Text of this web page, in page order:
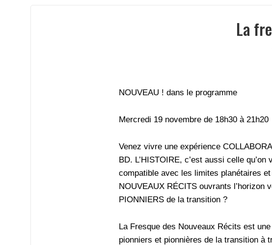
La
NOUVEAU ! dans le programme
Mercredi 19 novembre de 18h30 à 21h20
Venez vivre une expérience
BD. L’HISTOIRE, c’est aussi celle
compatible avec les limites planétaires
NOUVEAUX RÉCITS ouvrants
PIONNIERS de la transition ?
La Fresque des Nouveaux Récits est
pionniers et pionnières de la transition